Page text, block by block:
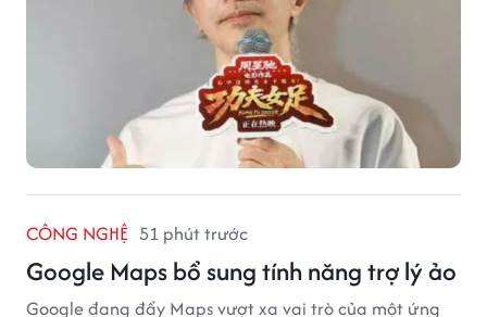
Google đang đẩy Maps vượt xa vai trò của một ứng